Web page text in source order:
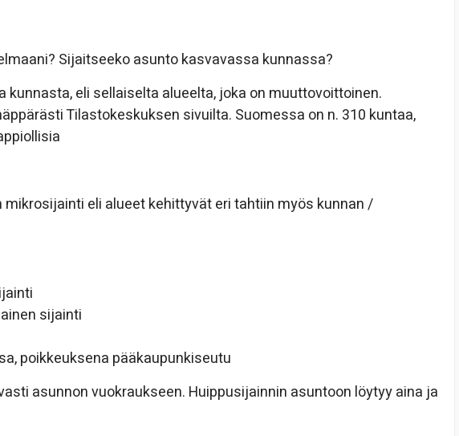
Sijaitseeko asunto kasvavassa kunnassa?
eli sellaiselta alueelta, joka on muuttovoittoinen.
Tilastokeskuksen sivuilta. Suomessa on n. 310 kuntaa,
eli alueet kehittyvät eri tahtiin myös kunnan /
sijainti
poikkeuksena pääkaupunkiseutu
asunnon vuokraukseen. Huippusijainnin asuntoon löytyy aina ja